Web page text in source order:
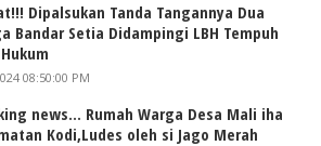
Dipalsukan Tanda Tangannya Dua
Bandar Setia Didampingi LBH Tempuh
08:50:00 PM
news... Rumah Warga Desa Mali iha
Kodi,Ludes oleh si Jago Merah